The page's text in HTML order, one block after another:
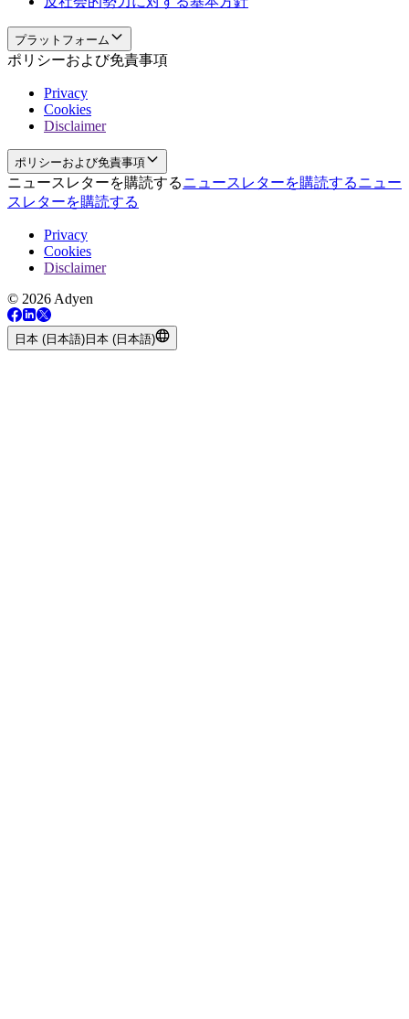
プラットフォーム
ポリシーおよび免責事項
Privacy
Cookies
Disclaimer
ポリシーおよび免責事項
ニュースレターを購読するニュースレターを購読するニュー
スレターを購読する
Privacy
Cookies
Disclaimer
© 2026 Adyen
日本 (日本語) 日本 (日本語)